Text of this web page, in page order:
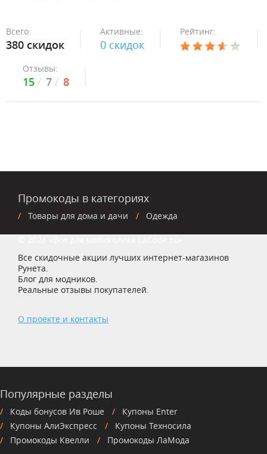
Всего:
380 скидок
Активные:
0 скидок
Рейтинг:
Отзывы:
15 7 8
Промокоды в категориях
Товары для дома и дачи Одежда
Все скидочные акции лучших интернет-магазинов
Рунета.
Блог для модников.
Реальные отзывы покупателей.
О проекте и контакты
Популярные разделы
Коды бонусов Ив Роше
Купоны Enter
Купоны АлиЭкспресс
Купоны Техносила
Промокоды Квелли
Промокоды ЛаМода